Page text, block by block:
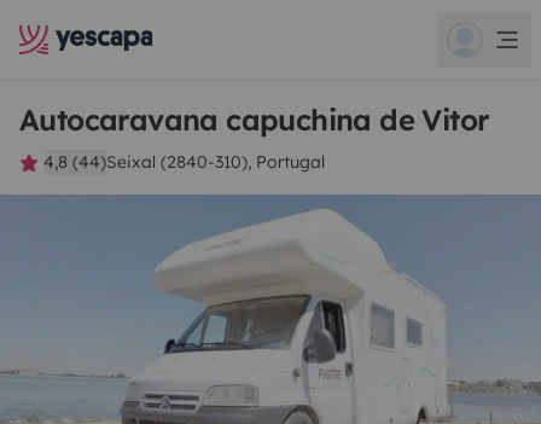
Autocaravana capuchina de Vitor
4,8 (44)Seixal (2840-310), Portugal